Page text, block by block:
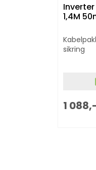
1,4M
sikring
1